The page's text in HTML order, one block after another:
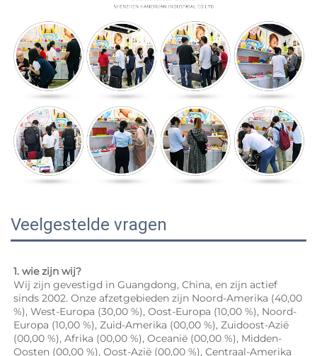
Veelgestelde vragen
1. wie zijn wij?
Wij zijn gevestigd in Guangdong, China, en zijn actief
sinds 2002. Onze afzetgebieden zijn Noord-Amerika (40,00
%), West-Europa (30,00 %), Oost-Europa (10,00 %), Noord-
Europa (10,00 %), Zuid-Amerika (00,00 %), Zuidoost-Azië
(00,00 %), Afrika (00,00 %), Oceanië (00,00 %), Midden-
Oosten (00,00 %), Oost-Azië (00,00 %), Centraal-Amerika